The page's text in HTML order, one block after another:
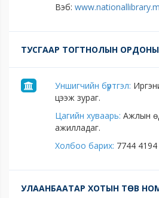
Вэб:
ТУСГААР ТОГТНОЛЫН
Уншигчийн бүртгэл:
цээж зураг.
Цагийн хуваарь: Ажлын
ажилладаг.
Холбоо барих: 7744 4194
УЛААНБААТАР ХОТЫН ТӨВ